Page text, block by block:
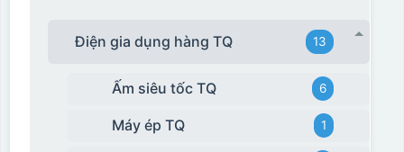
Điện gia dụng hàng TQ 13
Ấm siêu tốc TQ 6
Máy ép TQ 1